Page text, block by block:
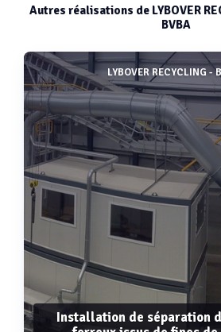
Autres réalisations de LYBOVER
BVBA
LYBOVER RECYCLING -
Installation de séparation